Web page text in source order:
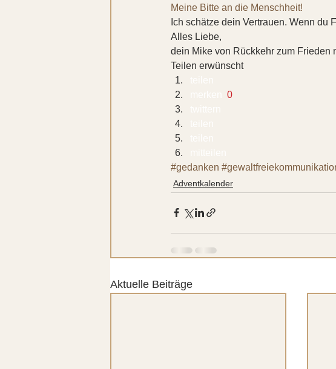
Meine Bitte an die Menschheit!
Ich schätze dein Vertrauen. Wenn du
Alles Liebe,
dein Mike von Rückkehr zum Frieden
Teilen erwünscht
0
#gedanken
Adventkalender
Aktuelle Beiträge